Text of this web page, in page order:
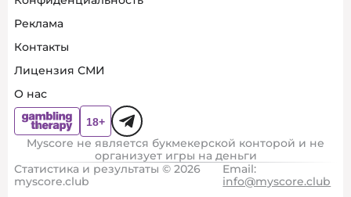
Реклама
Контакты
Лицензия СМИ
О нас
Myscore не является букмекерской конторой и не
организует игры на деньги
Статистика и результаты © 2026
myscore.club
Email:
info@myscore.club